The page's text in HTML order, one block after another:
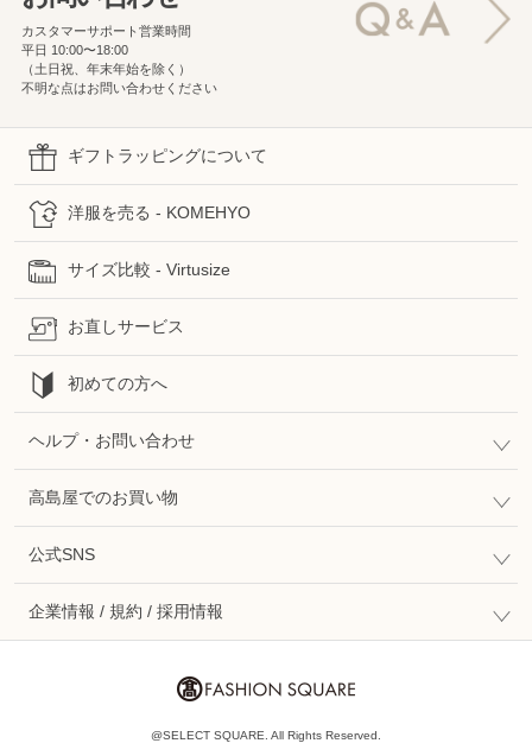
カスタマーサポート営業時間
平日 10:00〜18:00
（土日祝、年末年始を除く）
不明な点はお問い合わせください
ギフトラッピングについて
洋服を売る - KOMEHYO
サイズ比較 - Virtusize
お直しサービス
初めての方へ
ヘルプ・お問い合わせ
高島屋でのお買い物
公式SNS
企業情報 / 規約 / 採用情報
@SELECT SQUARE. All Rights Reserved.